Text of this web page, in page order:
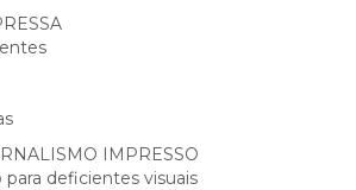
IMPRESSO
deficientes visuais